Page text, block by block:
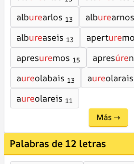
alburearlos 13 alburearnos
albureaseis 13 aperture
apresuremos 15 apresúre
aureolabais 13 aureolarais
aureolareis 11
Más →
Palabras de 12 letras